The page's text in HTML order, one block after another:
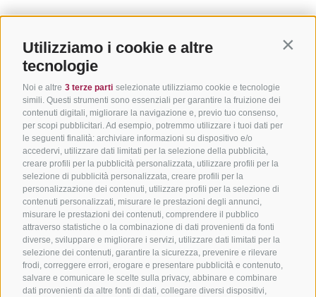
Utilizziamo i cookie e altre
tecnologie
Noi e altre 3 terze parti selezionate utilizziamo cookie e tecnologie
simili. Questi strumenti sono essenziali per garantire la fruizione dei
contenuti digitali, migliorare la navigazione e, previo tuo consenso,
per scopi pubblicitari. Ad esempio, potremmo utilizzare i tuoi dati per
le seguenti finalità: archiviare informazioni su dispositivo e/o
accedervi, utilizzare dati limitati per la selezione della pubblicità,
creare profili per la pubblicità personalizzata, utilizzare profili per la
selezione di pubblicità personalizzata, creare profili per la
personalizzazione dei contenuti, utilizzare profili per la selezione di
contenuti personalizzati, misurare le prestazioni degli annunci,
misurare le prestazioni dei contenuti, comprendere il pubblico
attraverso statistiche o la combinazione di dati provenienti da fonti
diverse, sviluppare e migliorare i servizi, utilizzare dati limitati per la
selezione dei contenuti, garantire la sicurezza, prevenire e rilevare
frodi, correggere errori, erogare e presentare pubblicità e contenuto,
salvare e comunicare le scelte sulla privacy, abbinare e combinare
dati provenienti da altre fonti di dati, collegare diversi dispositivi,